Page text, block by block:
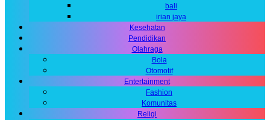
bali
irian jaya
Kesehatan
Pendidikan
Olahraga
Bola
Otomotif
Entertainment
Fashion
Komunitas
Religi